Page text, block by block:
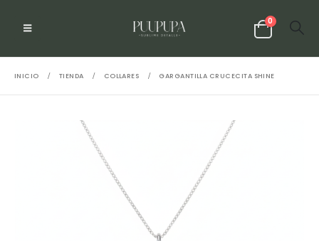
0
INICIO TIENDA COLLARES GARGANTILLA CRUCECITA SHINE